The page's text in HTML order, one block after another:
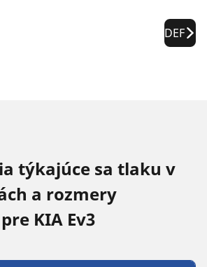
DEF
týkajúce sa tlaku v
a rozmery
KIA Ev3